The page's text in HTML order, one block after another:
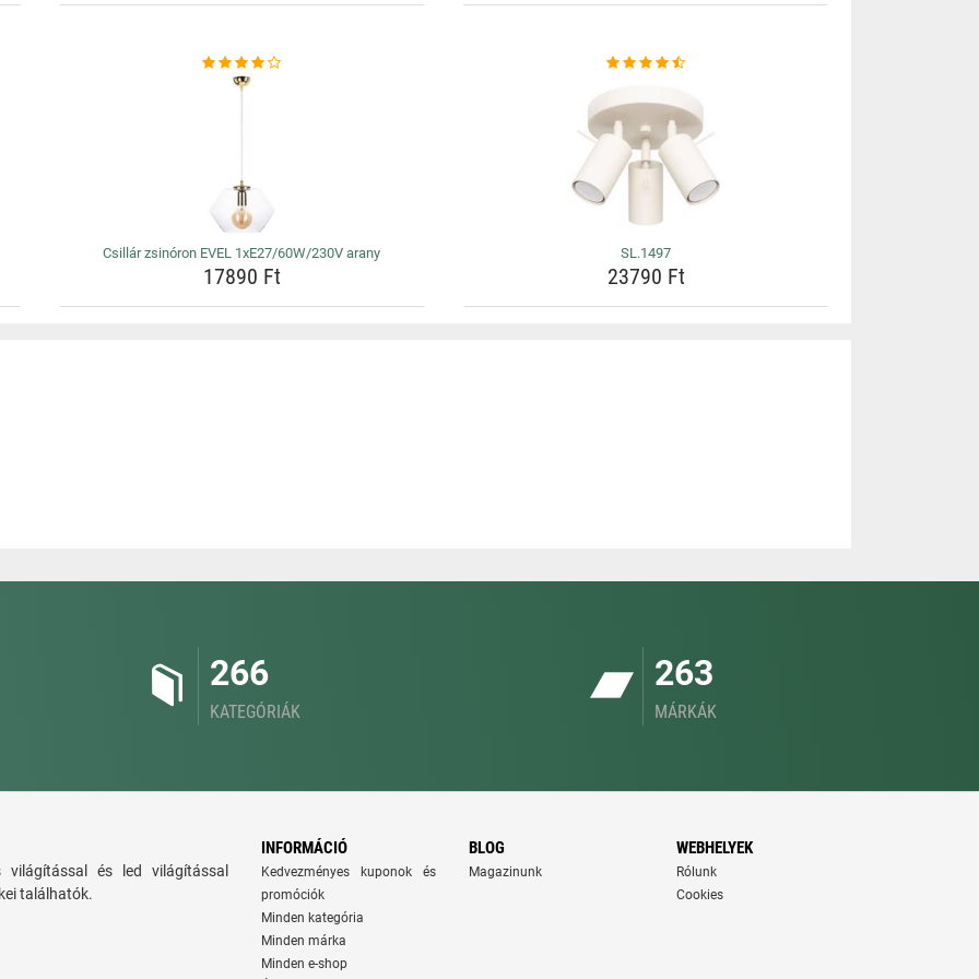
Csillár zsinóron EVEL 1xE27/60W/230V arany
17890 Ft
SL.1497
23790 Ft
266
KATEGÓRIÁK
263
MÁRKÁK
és led világítással
találhatók.
INFORMÁCIÓ
Kedvezményes kuponok és
promóciók
Minden kategória
Minden márka
Minden e-shop
BLOG
Magazinunk
WEBHELYEK
Rólunk
Cookies